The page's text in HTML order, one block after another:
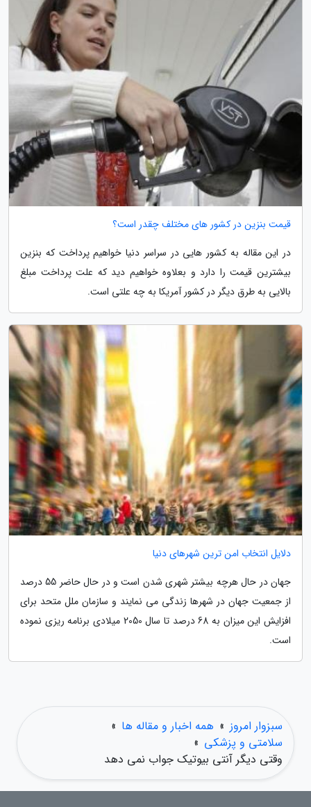
قیمت بنزین در کشور های مختلف چقدر است؟
در این مقاله به کشور هایی در سراسر دنیا خواهیم پرداخت که بنزین
بیشترین قیمت را دارد و بعلاوه خواهیم دید که علت پرداخت مبلغ
بالایی به طرق دیگر در کشور آمریکا به چه علتی است.
دلایل انتخاب امن ترین شهرهای دنیا
جهان در حال هرچه بیشتر شهری شدن است و در حال حاضر 55 درصد
از جمعیت جهان در شهرها زندگی می نمایند و سازمان ملل متحد برای
افزایش این میزان به 68 درصد تا سال 2050 میلادی برنامه ریزی نموده
است.
سبزوار امروز » همه اخبار و مقاله ها »
سلامتی و پزشکی »
وقتی دیگر آنتی بیوتیک جواب نمی دهد